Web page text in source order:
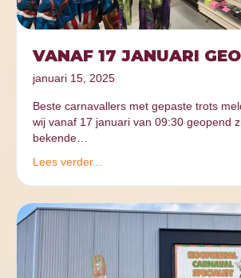
VANAF 17 JANUARI
januari 15, 2025
Beste carnavallers met gepaste trots
wij vanaf 17 januari van 09:30 geopend
bekende…
Lees verder...